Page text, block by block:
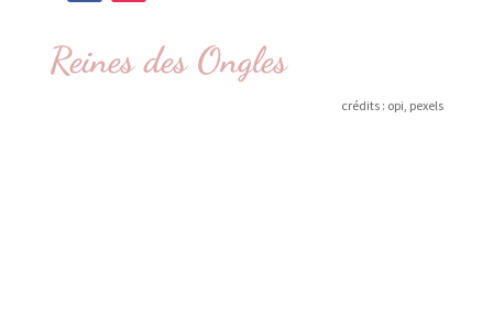
Reines des Ongles
crédits : opi, pexels